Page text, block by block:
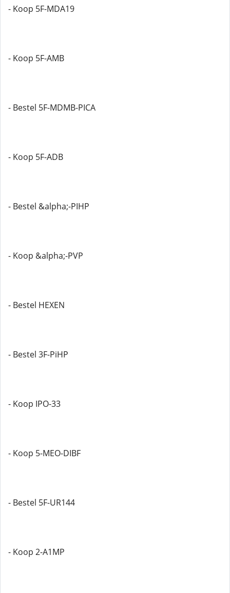
- Koop 5F-MDA19
- Koop 5F-AMB
- Bestel 5F-MDMB-PICA
- Koop 5F-ADB
- Bestel &alpha;-PIHP
- Koop &alpha;-PVP
- Bestel HEXEN
- Bestel 3F-PiHP
- Koop IPO-33
- Koop 5-MEO-DIBF
- Bestel 5F-UR144
- Koop 2-A1MP